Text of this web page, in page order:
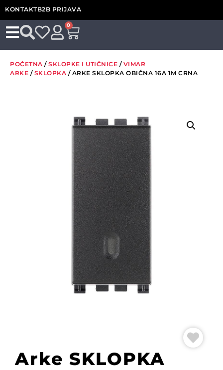
KONTAKTB2B PRIJAVA
0
POČETNA / SKLOPKE I UTIČNICE / VIMAR
ARKE / SKLOPKA / ARKE SKLOPKA OBIČNA 16A 1M CRNA
Arke SKLOPKA